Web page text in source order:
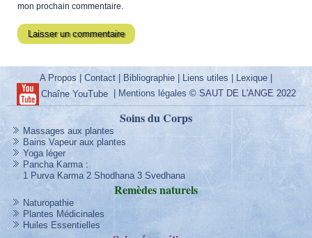
mon prochain commentaire.
A Propos |Contact Bibliographie Liens utiles Lexique
Chaîne YouTube| Mentions légales © SAUT DE L'ANGE 2022
Soins du Corps
Massages aux plantes
Bains Vapeur aux plantes
Yoga léger
Pancha Karma:
1 Purva Karma 2 Shodhana 3 Svedhana
Remèdesnaturels
Naturopathie
Plantes Médicinales
Huiles Essentielles